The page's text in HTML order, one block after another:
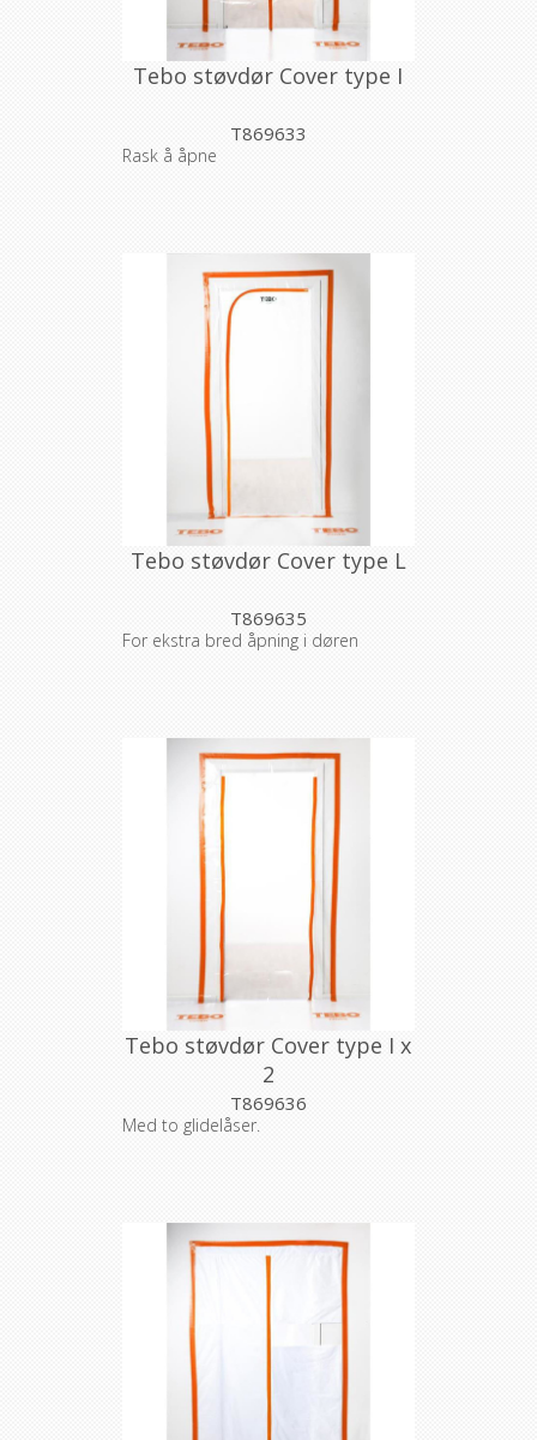
Tebo støvdør Cover type I
T869633
Rask å åpne
Tebo støvdør Cover type L
T869635
For ekstra bred åpning i døren
Tebo støvdør Cover type I x
2
T869636
Med to glidelåser.